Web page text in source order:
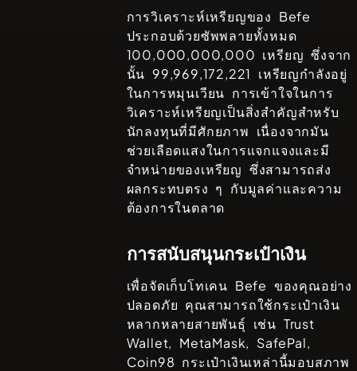
การวิเคราะห์เหรียญของ Befe
ประกอบด้วยซัพพลายทั้งหมด
100,000,000,000 เหรียญ ซึ่งจาก
นั้น 99,969,172,221 เหรียญกำลังอยู่
ในการหมุนเวียน การเข้าใจในการ
วิเคราะห์เหรียญเป็นสิ่งสำคัญสำหรับ
นักลงทุนที่มีศักยภาพ เนื่องจากมัน
ช่วยเลือดแสงในการแจกแจงและมี
จำหน่ายของเหรียญ ซึ่งสามารถส่ง
ผลกระทบตรง ๆ กับมูลค่าและความ
ต้องการในตลาด
การสนับสนุนกระเป๋าเงิน
เพื่อจัดเก็บโทเคน Befe ของคุณอย่าง
ปลอดภัย คุณสามารถใช้กระเป๋าเงิน
หลากหลายสายพันธ์ุ เช่น Trust
Wallet, MetaMask, SafePal,
Coin98 กระเป๋าเงินเหล่านี้มอบสภาพ